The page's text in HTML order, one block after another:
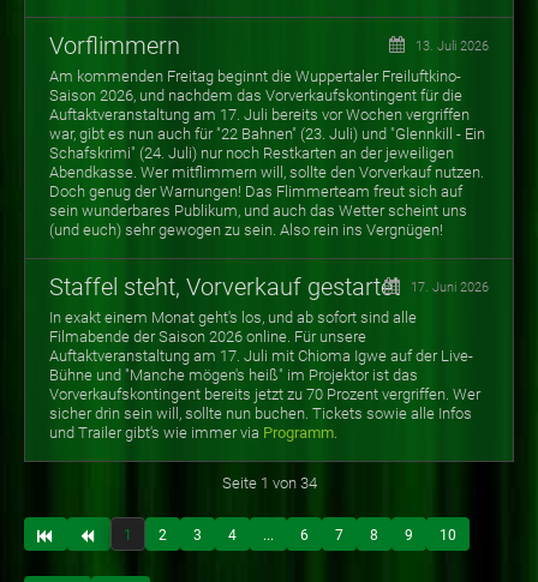
Vorflimmern 13. Juli 2026
Am kommenden Freitag beginnt die Wuppertaler Freiluftkino-
Saison 2026, und nachdem das Vorverkaufskontingent für die
Auftaktveranstaltung am 17. Juli bereits vor Wochen vergriffen
war, gibt es nun auch für "22 Bahnen" (23. Juli) und "Glennkill - Ein
Schafskrimi" (24. Juli) nur noch Restkarten an der jeweiligen
Abendkasse. Wer mitflimmern will, sollte den Vorverkauf nutzen.
Doch genug der Warnungen! Das Flimmerteam freut sich auf
sein wunderbares Publikum, und auch das Wetter scheint uns
(und euch) sehr gewogen zu sein. Also rein ins Vergnügen!
Staffel steht, Vorverkauf gestartet 17. Juni 2026
In exakt einem Monat geht's los, und ab sofort sind alle
Filmabende der Saison 2026 online. Für unsere
Auftaktveranstaltung am 17. Juli mit Chioma Igwe auf der Live-
Bühne und "Manche mögen's heiß" im Projektor ist das
Vorverkaufskontingent bereits jetzt zu 70 Prozent vergriffen. Wer
sicher drin sein will, sollte nun buchen. Tickets sowie alle Infos
und Trailer gibt's wie immer via Programm.
Seite 1 von 34
1 2 3 4 ... 6 7 8 9 10